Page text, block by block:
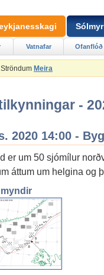
Meira
-
2020 14:00 -
er um 50 sjómílur
áttum um helgina og
Vatnafar Ofanflóð